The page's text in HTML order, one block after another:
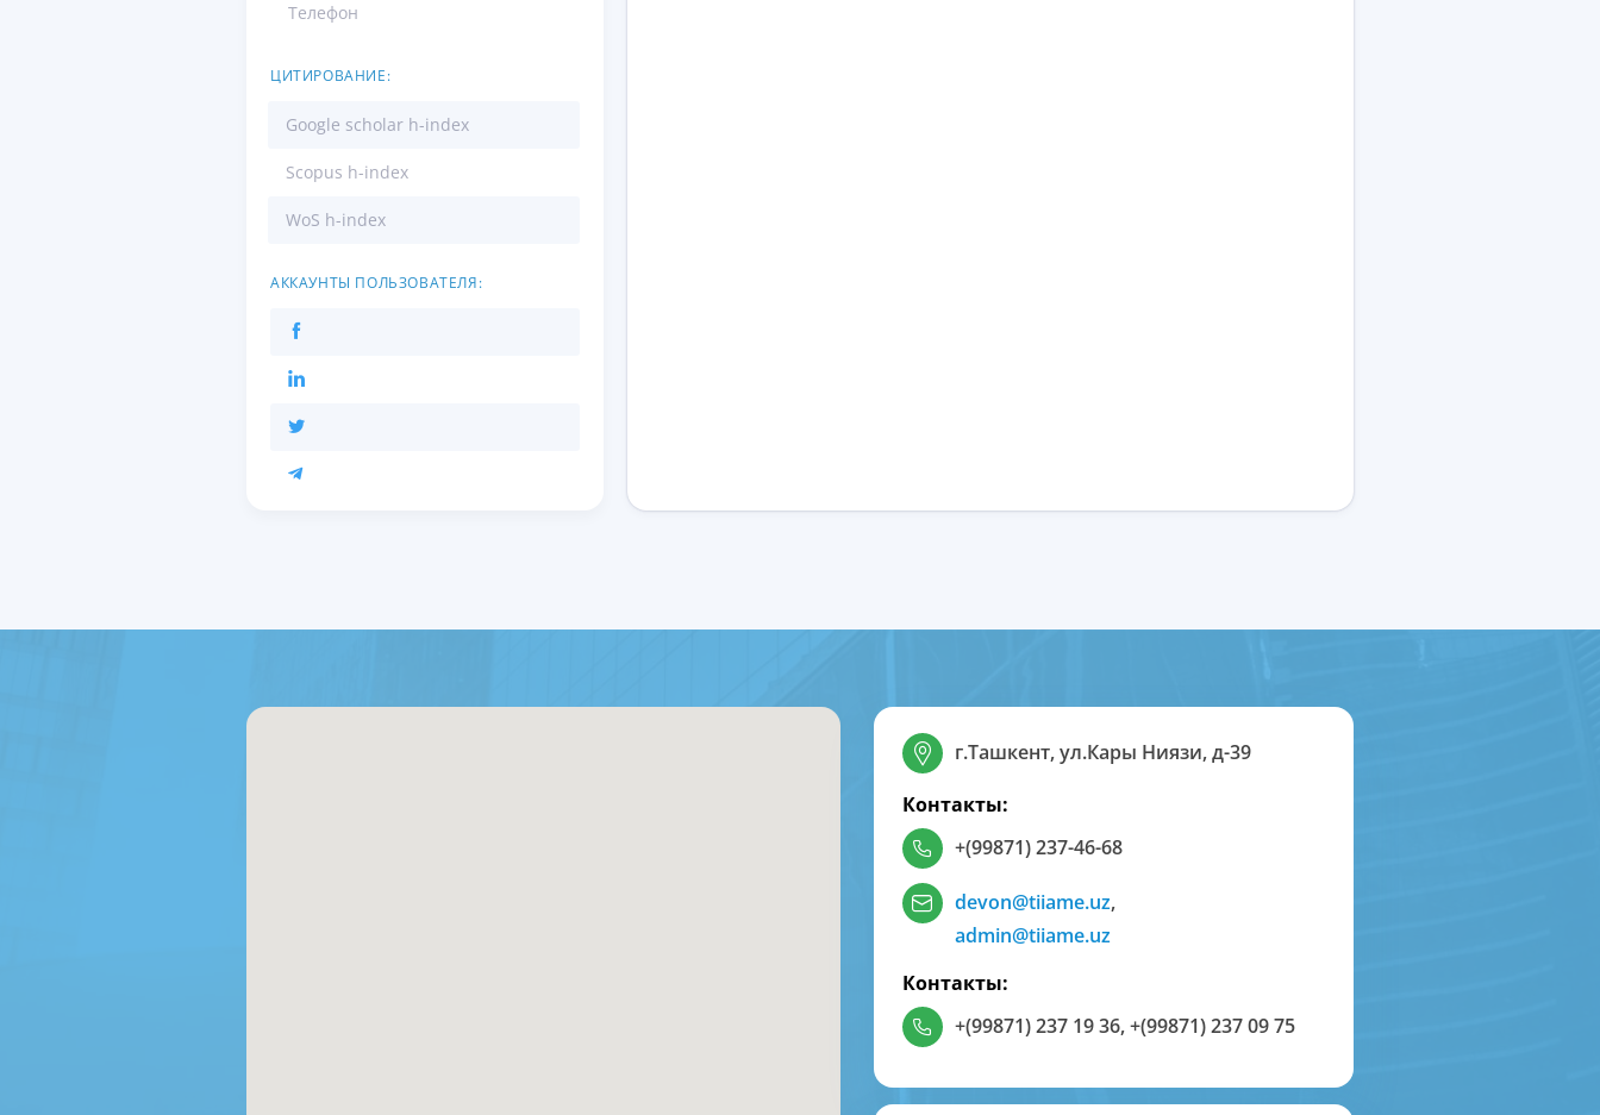
Телефон
ЦИТИРОВАНИЕ:
Google scholar h-index
Scopus h-index
WoS h-index
АККАУНТЫ ПОЛЬЗОВАТЕЛЯ:
г.Ташкент, ул.Кары Ниязи, д-39
Контакты:
+(99871) 237-46-68
devon@tiiame.uz,
admin@tiiame.uz
Контакты:
+(99871) 237 19 36,+(99871) 237 09 75